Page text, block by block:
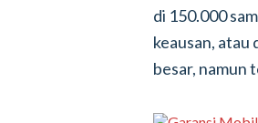
di 150.000
keausan, atau
besar, namun